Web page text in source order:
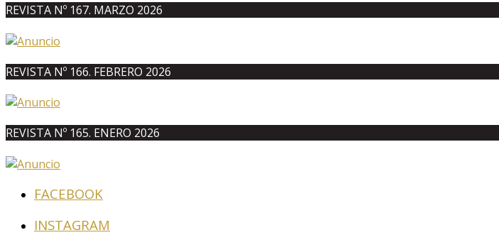
REVISTA Nº 167. MARZO 2026
REVISTA Nº 166. FEBRERO 2026
REVISTA Nº 165. ENERO 2026
FACEBOOK
INSTAGRAM